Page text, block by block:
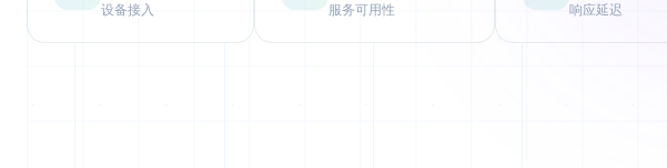
设备接入 服务可用性 响应延迟